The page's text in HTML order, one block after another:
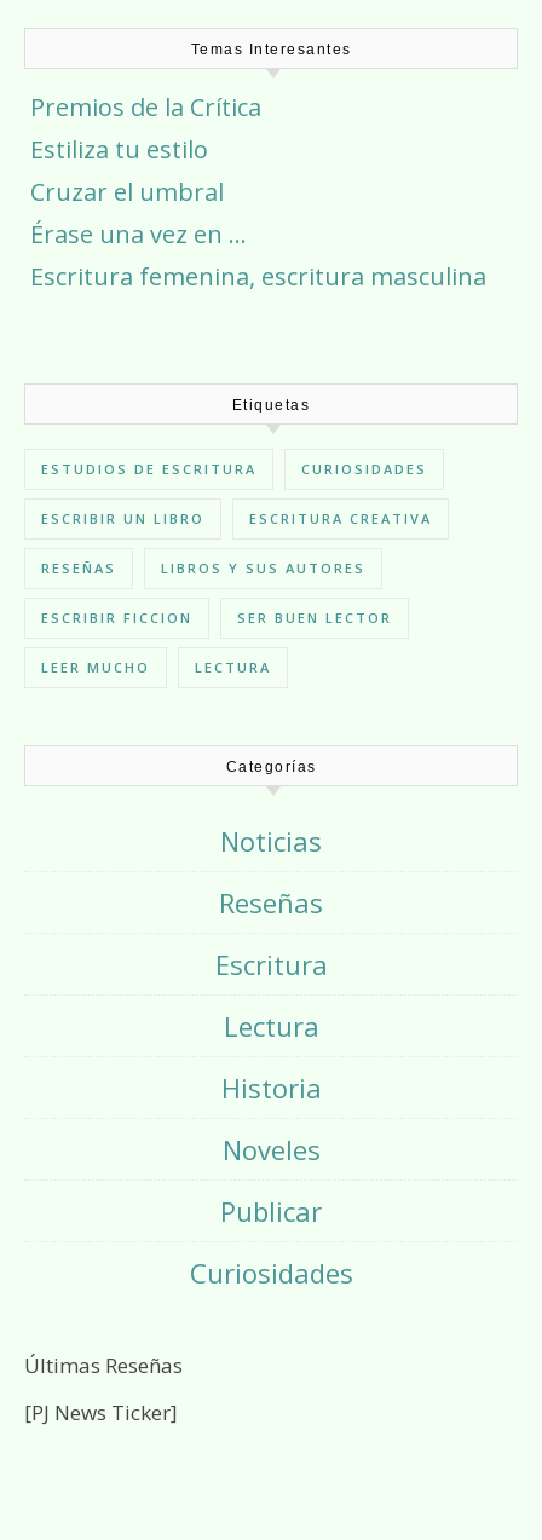
Temas Interesantes
Premios de la Crítica
Estiliza tu estilo
Cruzar el umbral
Érase una vez en …
Escritura femenina, escritura masculina
Etiquetas
ESTUDIOS DE ESCRITURA CURIOSIDADES
ESCRIBIR UN LIBRO ESCRITURA CREATIVA
RESEÑAS LIBROS Y SUS AUTORES
ESCRIBIR FICCION SER BUEN LECTOR
LEER MUCHO LECTURA
Categorías
Noticias
Reseñas
Escritura
Lectura
Historia
Noveles
Publicar
Curiosidades
Últimas Reseñas
[PJ News Ticker]